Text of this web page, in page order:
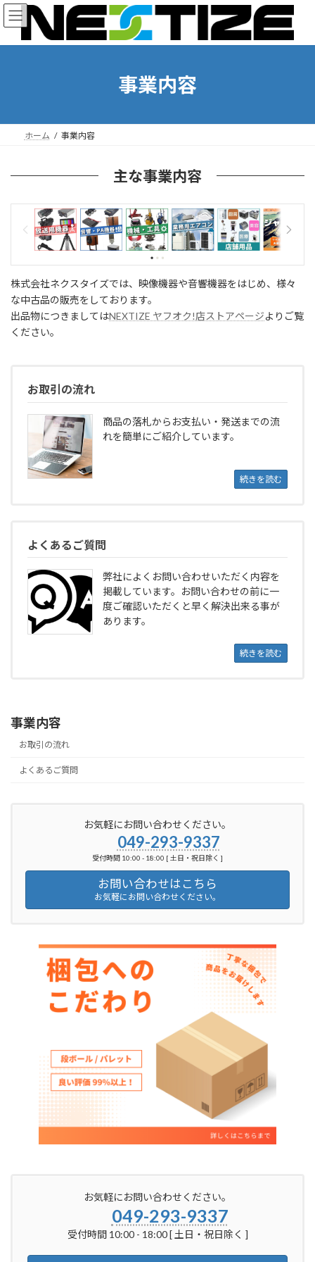
コ
ン
ン
ナ
ビ
ー
事業内容
ホーム 事業内容
主な事業内容
株式会社ネクスタイズでは、映像機器や音響機器をはじめ、様々
な中古品の販売をしております。
出品物につきましてはNEXTIZE ヤフオク!店ストアページよりご覧
ください。
お取引の流れ
商品の落札からお支払い・発送までの流
れを簡単にご紹介しています。
続きを読む
よくあるご質問
弊社によくお問い合わせいただく内容を
掲載しています。お問い合わせの前に一
度ご確認いただくと早く解決出来る事が
あります。
続きを読む
事業内容
お取引の流れ
よくあるご質問
お気軽にお問い合わせください。
049-293-9337
受付時間 10:00 - 18:00 [ 土日・祝日除く ]
お問い合わせはこちら
お気軽にお問い合わせください。
お気軽にお問い合わせください。
049-293-9337
受付時間 10:00 - 18:00 [ 土日・祝日除く ]